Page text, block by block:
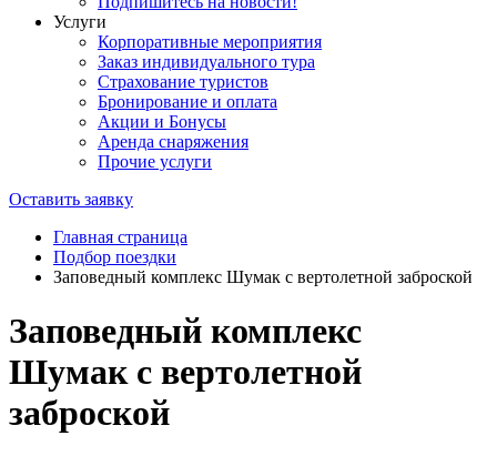
Услуги
Корпоративные мероприятия
Заказ индивидуального тура
Страхование туристов
Бронирование и оплата
Акции и Бонусы
Аренда снаряжения
Прочие услуги
Оставить заявку
Главная страница
Подбор поездки
Заповедный комплекс Шумак с вертолетной заброской
Заповедный комплекс
Шумак с вертолетной
заброской